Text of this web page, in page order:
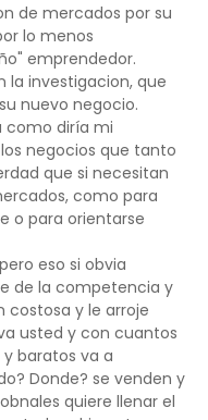
de mercados por su
lo menos
emprendedor.
la investigacion, que
nuevo negocio.
como diría mi
negocios que tanto
que si necesitan
como para
o para orientarse
eso si obvia
de la competencia y
costosa y le arroje
usted y con cuantos
baratos va a
Donde? se venden y
quiere llenar el